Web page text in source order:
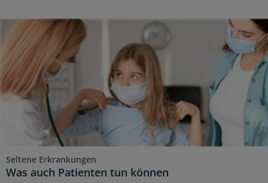
Seltene Erkrankungen
Was auch Patienten tun können